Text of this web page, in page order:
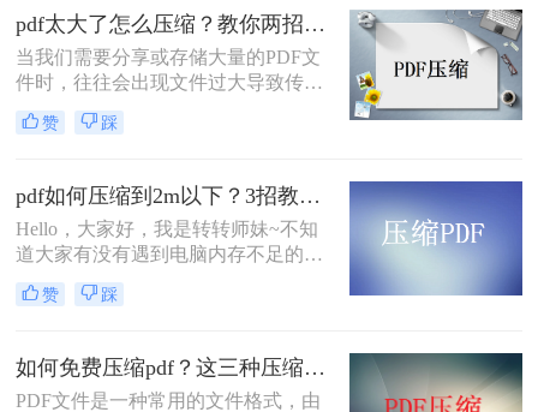
较简单的方法就是把PDF文件进一步
压缩，这样就能在电脑里面存储更多
的PDF文档了。压缩PDF文档和压缩
其他文件是有一些区别的，那么pdf文
件过大怎样压缩呢？下面一起看看
吧。
pdf太大了怎么压缩？教你两招，一键释放80％体积！
当我们需要分享或存储大量的PDF文
件时，往往会出现文件过大导致传输
不便或存储空间不足的问题。为了解
决这个问题，我们可以使用一些工具
将介绍pdf太大了怎么压缩方法，帮助
您轻松地减小PDF文件的大小。
赞 踩
pdf如何压缩到2m以下？3招教会你！
Hello，大家好，我是转转师妹~不知
道大家有没有遇到电脑内存不足的情
况。其实我们在面对这种情况的时
候，只要将电脑里面的PDF文件进行
那么pdf如何压缩到2m以下呢？今天
我就分享给你PDF压缩大小方法。
赞 踩
如何免费压缩pdf？这三种压缩方法快来学~
PDF文件是一种常用的文件格式，由